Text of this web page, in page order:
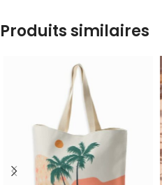
Produits similaires